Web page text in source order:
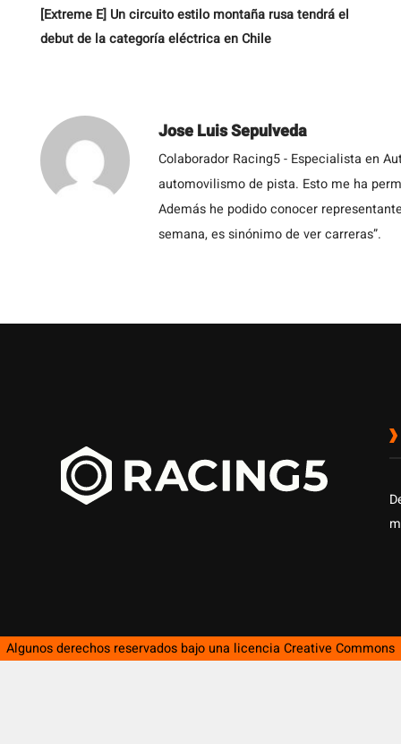
[Extreme E] Un circuito estilo montaña rusa tendrá el
debut de la categoría eléctrica en Chile
Jose Luis Sepulveda
Colaborador Racing5 - Especialista en
automovilismo de pista. Esto me ha
Además he podido conocer
semana, es sinónimo de ver carreras”.
Algunos derechos reservados bajo una licencia Creative Commons